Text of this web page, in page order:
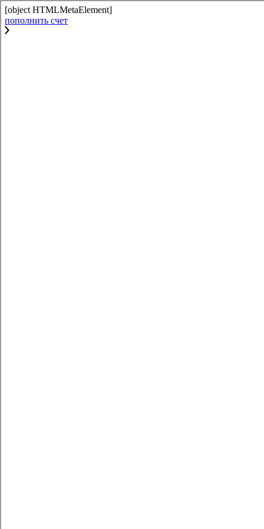
[object HTMLMetaElement]
пополнить счет